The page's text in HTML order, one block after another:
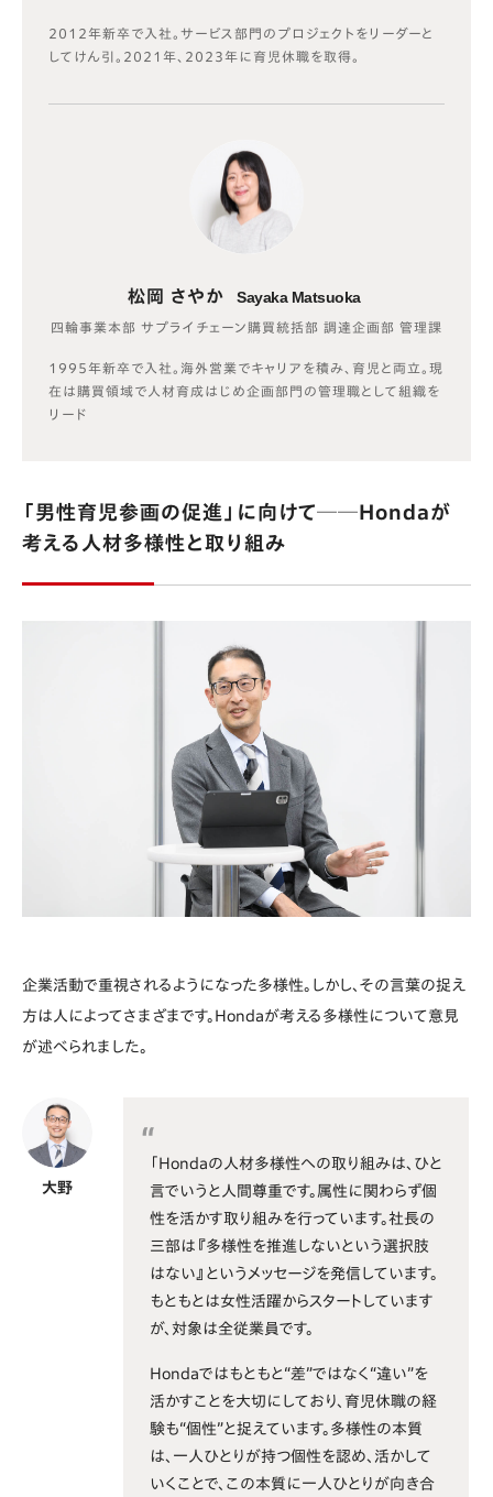
2012年新卒で入社。サービス部門のプロジェクトをリーダーと
してけん引。2021年、2023年に育児休職を取得。
松岡 さやか Sayaka Matsuoka
四輪事業本部 サプライチェーン購買統括部 調達企画部 管理課
1995年新卒で入社。海外営業でキャリアを積み、育児と両立。現
在は購買領域で人材育成はじめ企画部門の管理職として組織を
リード
「男性育児参画の促進」に向けて──Hondaが
考える人材多様性と取り組み
企業活動で重視されるようになった多様性。しかし、その言葉の捉え
方は人によってさまざまです。Hondaが考える多様性について意見
が述べられました。
大野
「Hondaの人材多様性への取り組みは、ひと
言でいうと人間尊重です。属性に関わらず個
性を活かす取り組みを行っています。社長の
三部は『多様性を推進しないという選択肢
はない』というメッセージを発信しています。
もともとは女性活躍からスタートしています
が、対象は全従業員です。
Hondaではもともと“差”ではなく“違い”を
活かすことを大切にしており、育児休職の経
験も“個性”と捉えています。多様性の本質
は、一人ひとりが持つ個性を認め、活かして
いくことで、この本質に一人ひとりが向き合